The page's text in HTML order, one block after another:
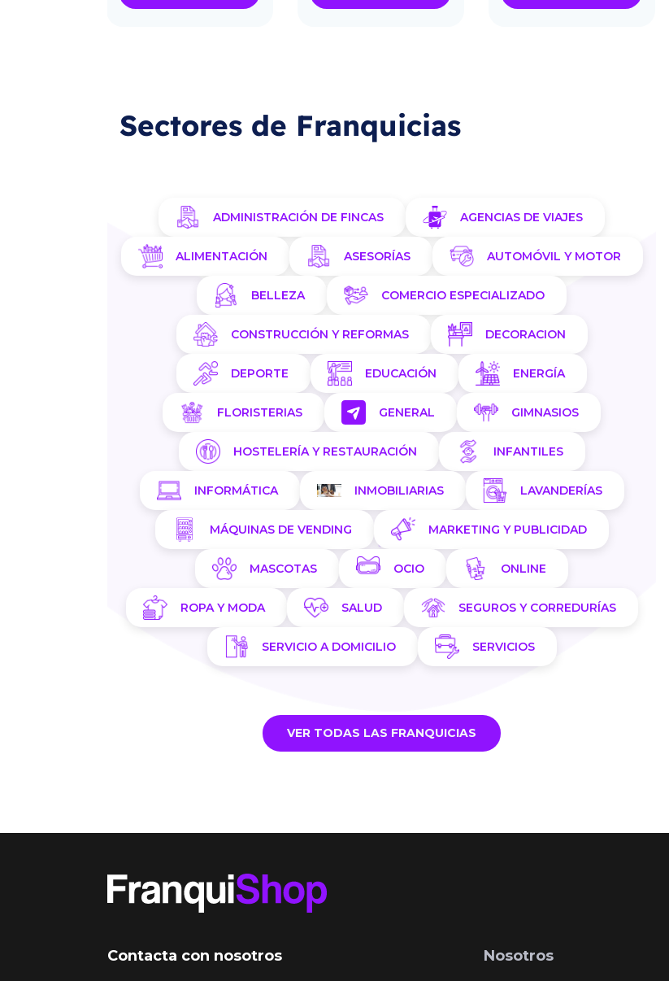
Sectores de Franquicias
ADMINISTRACIÓN DE FINCAS AGENCIAS DE VIAJES
ALIMENTACIÓN ASESORÍAS AUTOMÓVIL Y MOTOR
BELLEZA COMERCIO ESPECIALIZADO
CONSTRUCCIÓN Y REFORMAS DECORACION
DEPORTE EDUCACIÓN ENERGÍA
FLORISTERIAS GENERAL GIMNASIOS
HOSTELERÍA Y RESTAURACIÓN INFANTILES
INFORMÁTICA INMOBILIARIAS LAVANDERÍAS
MÁQUINAS DE VENDING MARKETING Y PUBLICIDAD
MASCOTAS OCIO ONLINE
ROPA Y MODA SALUD SEGUROS Y CORREDURÍAS
SERVICIO A DOMICILIO SERVICIOS
VER TODAS LAS FRANQUICIAS
Contacta con nosotros Nosotros